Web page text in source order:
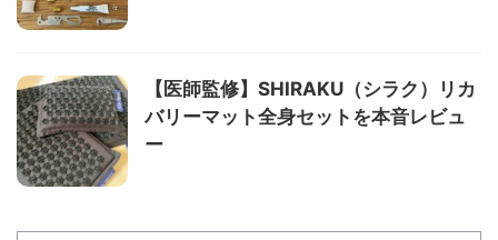
【医師監修】SHIRAKU（シラク）リカ
バリーマット全身セットを本音レビュ
ー